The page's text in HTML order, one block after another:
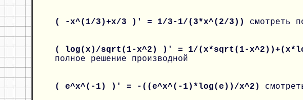
( -x^(1/3)+x/3 )' = 1/3-1/(3*x^(2/3)) смотреть
( log(x)/sqrt(1-x^2) )' = 1/(x*sqrt(1-
полное решение производной
( e^x^(-1) )' = -((e^x^(-1)*log(e))/x^2)